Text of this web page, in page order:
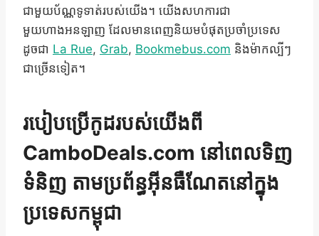
ជាមួយប័ណ្ណទូទាត់របស់យើង។ យើងសហការជា
មួយហាងអនឡាញ ដែលមានពេញនិយមបំផុតប្រចាំប្រទេស
ដូចជា La Rue, Grab, Bookmebus.com និងម៉ាកល្បីៗ
ជាច្រើនទៀត។
របៀបប្រើកូដរបស់យើងពី
CamboDeals.com នៅពេលទិញ
ទំនិញ តាមប្រព័ន្ធអ៊ីនធឺណែតនៅក្នុង
ប្រទេសកម្ពុជា